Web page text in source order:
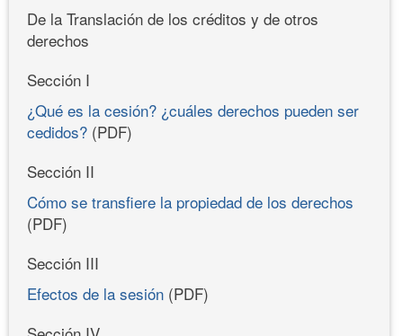
De la Translación de los créditos y de otros
derechos
Sección I
¿Qué es la cesión? ¿cuáles derechos pueden ser
cedidos? (PDF)
Sección II
Cómo se transfiere la propiedad de los derechos
(PDF)
Sección III
Efectos de la sesión (PDF)